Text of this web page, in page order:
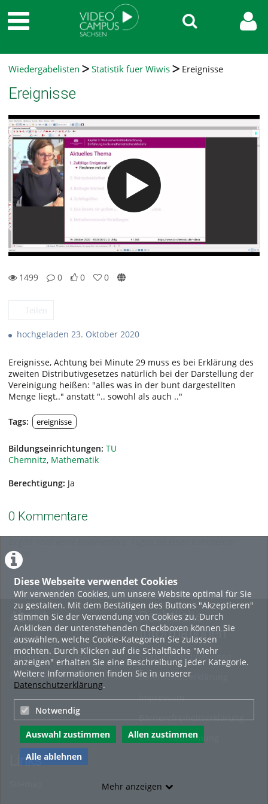
Diese Webseite verwendet Cookies
Wir verwenden Cookies, um unsere Website optimal für Sie
zu gestalten. Mit dem Bestätigen des Buttons "Akzeptieren"
stimmen Sie der Verwendung von Cookies zu. Durch
Anklicken der untenstehenden Checkboxen können Sie
auswählen, welche Cookie-Kategorien Sie zulassen
möchten. Durch Klicken auf die Schaltfläche "Mehr
anzeigen" erhalten Sie eine Beschreibung jeder Kategorie.
Weitere Informationen finden Sie in unserer
Datenschutzerklärung.
Notwendig
Auswahl zustimmen
Allen zustimmen
Alle ablehnen
Mehr anzeigen
Wiedergabelisten Statistik fuer Wiwis Ereignisse
Ereignisse
1499
0
0
0
hochgeladen 23. Oktober 2020
Ereignisse, Achtung bei Minute 29 muss es bei Erklärung des
zweiten Distributivgesetzes natürlich bei der Darstellung der
Vereinigung heißen: "alles was in der bunt dargestellten
Menge liegt.." anstatt ".. sowohl als auch .."
Tags: ereignisse
Bildungseinrichtungen: TU
Chemnitz, Mathematik
Berechtigung: Ja
0 Kommentare
hinzu.
About
Erste Schritte
Häufige Fragen - FAQ
Betriebsstatus
Rechtliche
Informationen
Nutzungsbedingungen
Datenschutzerklärung
Impressum
Barrierefreiheitserklärung
Cookie-Zustimmung
Links